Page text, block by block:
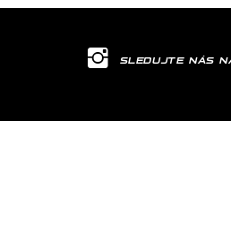
SLEDUJTE NÁS